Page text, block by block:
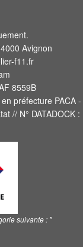
Avignon
f11.fr
8559B
préfecture PACA -
// N° DATADOCK :
suivante : "